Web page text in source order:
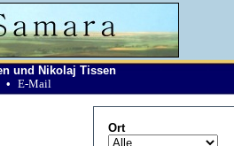
und Nikolaj Tissen
• E-Mail
Ort